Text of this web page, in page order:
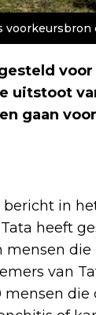
voorkeursbron
voor
uitstoot
gaan
in
heeft
van
die